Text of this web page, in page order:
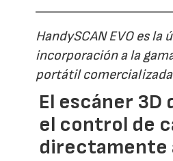
HandySCAN EVO es la
incorporación a la
portátil comercializada
El escáner 3D
el control de
directamente